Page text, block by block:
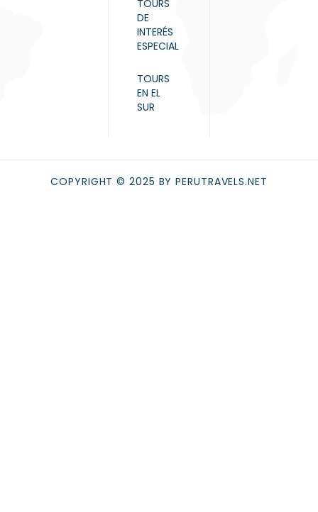
TOURS
DE
INTERÉS
ESPECIAL
TOURS
EN EL
SUR
COPYRIGHT © 2025 BY PERUTRAVELS.NET